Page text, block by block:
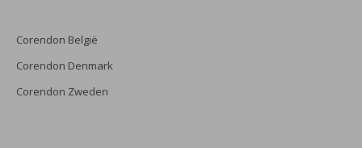
Corendon België
Corendon Denmark
Corendon Zweden